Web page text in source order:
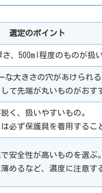
選定のポイント
、500ml程度のものが扱
な大きさの穴があけられる
て先端が丸いものがおす
く、扱いやすいもの。
必ず保護具を着用するこ
安全性が高いものを選ぶ。
めるなど、濃度に注意す